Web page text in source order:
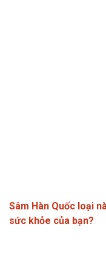
Sâm Hàn Quốc loại
sức khỏe của bạn?